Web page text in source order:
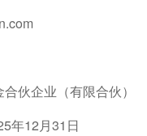
伙企业（有限合伙）
年12月31日